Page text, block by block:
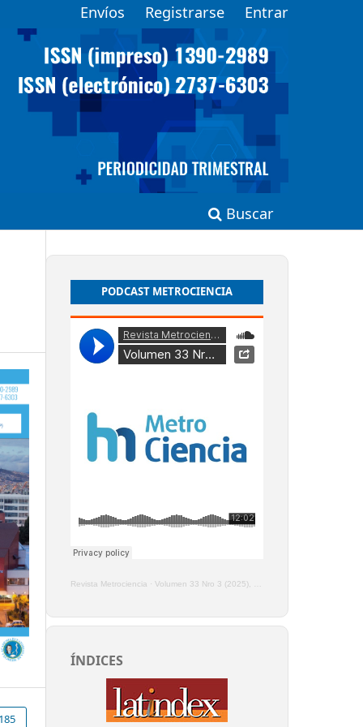
Buscar
Envíos Registrarse Entrar
PODCAST METROCIENCIA
Revista Metrociencia · Volumen 33 Nro 3 (2025), Enero - Marzo
ÍNDICES